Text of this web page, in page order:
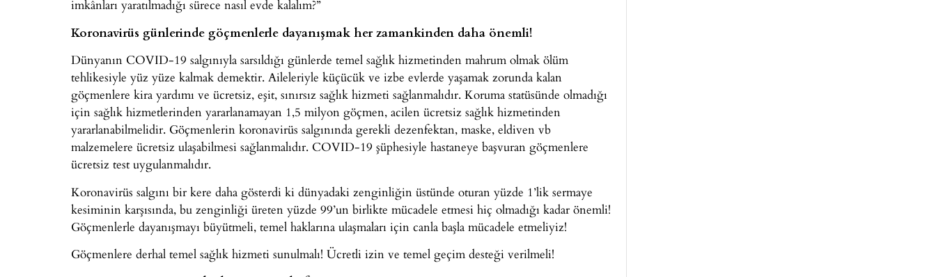
imkânları yaratılmadığı sürece nasıl evde kalalım?”
Koronavirüs günlerinde göçmenlerle dayanışmak her zamankinden daha önemli!
Dünyanın COVID-19 salgınıyla sarsıldığı günlerde temel sağlık hizmetinden mahrum olmak ölüm
tehlikesiyle yüz yüze kalmak demektir. Aileleriyle küçücük ve izbe evlerde yaşamak zorunda kalan
göçmenlere kira yardımı ve ücretsiz, eşit, sınırsız sağlık hizmeti sağlanmalıdır. Koruma statüsünde olmadığı
için sağlık hizmetlerinden yararlanamayan 1,5 milyon göçmen, acilen ücretsiz sağlık hizmetinden
yararlanabilmelidir. Göçmenlerin koronavirüs salgınında gerekli dezenfektan, maske, eldiven vb
malzemelere ücretsiz ulaşabilmesi sağlanmalıdır. COVID-19 şüphesiyle hastaneye başvuran göçmenlere
ücretsiz test uygulanmalıdır.
Koronavirüs salgını bir kere daha gösterdi ki dünyadaki zenginliğin üstünde oturan yüzde 1’lik sermaye
kesiminin karşısında, bu zenginliği üreten yüzde 99’un birlikte mücadele etmesi hiç olmadığı kadar önemli!
Göçmenlerle dayanışmayı büyütmeli, temel haklarına ulaşmaları için canla başla mücadele etmeliyiz!
Göçmenlere derhal temel sağlık hizmeti sunulmalı! Ücretli izin ve temel geçim desteği verilmeli!